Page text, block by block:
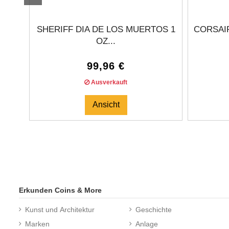
SHERIFF DIA DE LOS MUERTOS 1
OZ...
99,96 €
Ausverkauft
Ansicht
Erkunden Coins & More
Kunst und Architektur
Marken
Geschichte
Anlage